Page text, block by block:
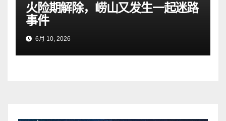
火险期解除，崂山又发生一起迷路
事件
6月 10, 2026